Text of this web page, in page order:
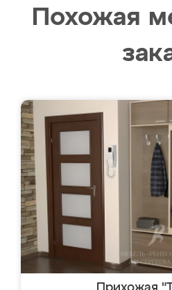
Похожая